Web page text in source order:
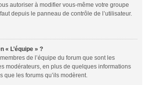
autoriser à modifier vous-même votre groupe
depuis le panneau de contrôle de l’utilisateur.
« L’équipe » ?
de l’équipe du forum que sont les
modérateurs, en plus de quelques informations
que les forums qu’ils modèrent.